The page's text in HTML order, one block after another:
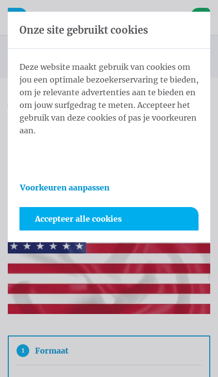
Inhoud overslaan
Taalkeuze overslaan
Open mobiele navigatie
U bevindt zich hier:
Landenvlaggen Oceanië
Vlag Verenigde Staten perifere eilanden
Vlag Verenigde Staten
perifere eilanden
1 Formaat
Onze site gebruikt cookies
Deze website maakt gebruik van cookies om
jou een optimale bezoekerservaring te bieden,
om je relevante advertenties aan te bieden en
om jouw surfgedrag te meten. Accepteer het
gebruik van deze cookies of pas je voorkeuren
aan.
Voorkeuren aanpassen
Accepteer alle cookies